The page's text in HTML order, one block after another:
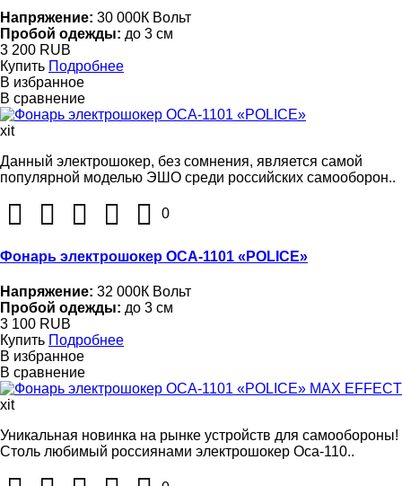
Напряжение: 30 000К Вольт
Пробой одежды: до 3 см
3 200 RUB
Купить Подробнее
В избранное
В сравнение
xit
Данный электрошокер, без сомнения, является самой
популярной моделью ЭШО среди российских самооборон..
0
Фонарь электрошокер ОСА-1101 «POLICE»
Напряжение: 32 000К Вольт
Пробой одежды: до 3 см
3 100 RUB
Купить Подробнее
В избранное
В сравнение
xit
Уникальная новинка на рынке устройств для самообороны!
Столь любимый россиянами электрошокер Оса-110..